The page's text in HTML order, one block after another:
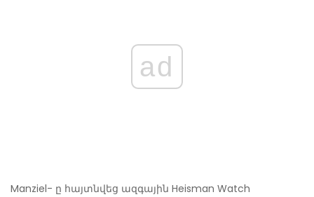
ad
Manziel- ը հայտնվեց ազգային Heisman Watch